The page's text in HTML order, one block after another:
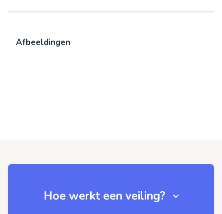
Afbeeldingen
Hoe werkt een veiling?